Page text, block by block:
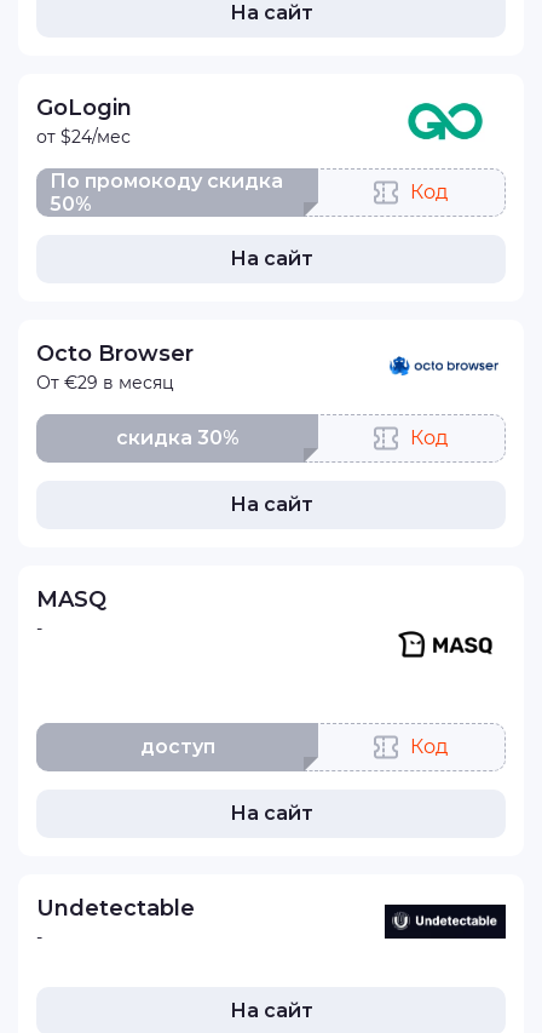
На сайт
GoLogin
от $24/мес
По промокоду скидка
50%
Код
На сайт
Octo Browser
От €29 в месяц
скидка 30% Код
На сайт
MASQ
-
доступ Код
На сайт
Undetectable
-
На сайт